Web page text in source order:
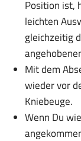
Position ist,
leichten
gleichzeitig
Mit dem
wieder vor
Kniebeuge.
Wenn Du